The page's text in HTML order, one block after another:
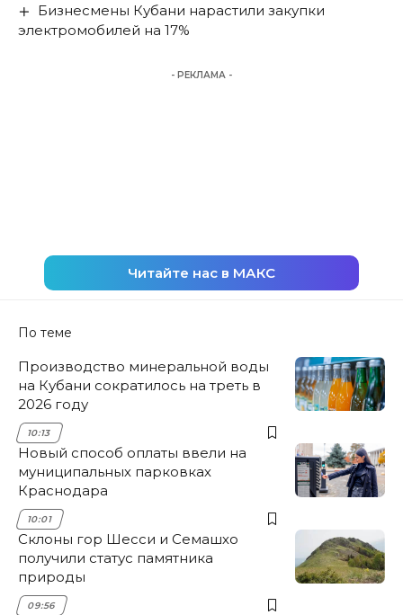
Бизнесмены Кубани нарастили закупки
электромобилей на 17%
- РЕКЛАМА -
Читайте нас в МАКС
По теме
Производство минеральной воды
на Кубани сократилось на треть в
2026 году
10:13
Новый способ оплаты ввели на
муниципальных парковках
Краснодара
10:01
Склоны гор Шесси и Семашхо
получили статус памятника
природы
09:56